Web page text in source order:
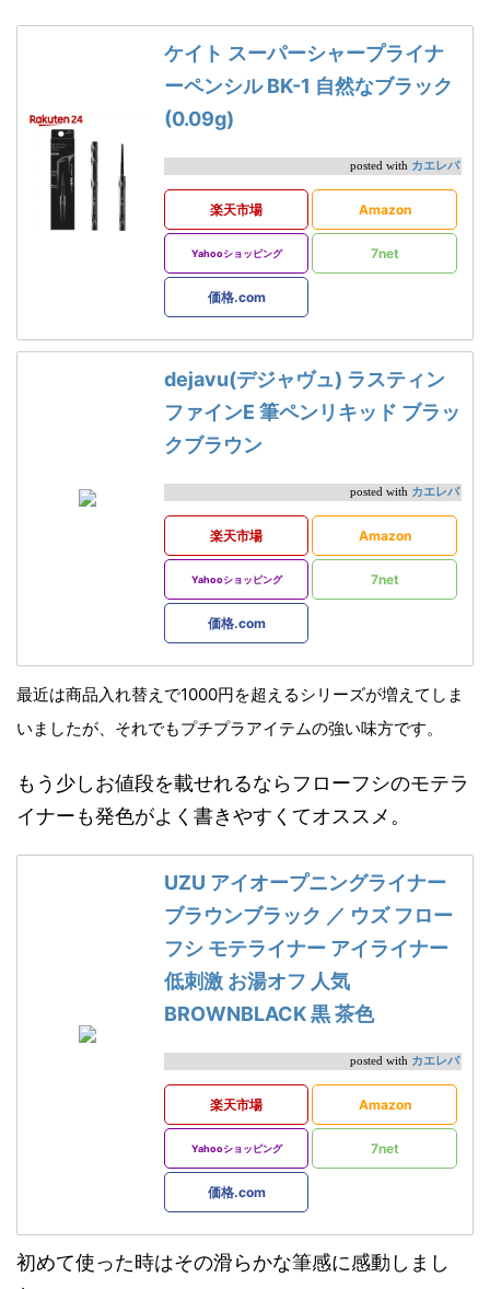
ケイト スーパーシャープライナ
ーペンシル BK-1 自然なブラック
(0.09g)
posted with カエレバ
楽天市場 Amazon
Yahooショッピング 7net
価格.com
dejavu(デジャヴュ) ラスティン
ファインE 筆ペンリキッド ブラッ
クブラウン
posted with カエレバ
楽天市場 Amazon
Yahooショッピング 7net
価格.com
最近は商品入れ替えで1000円を超えるシリーズが増えてしま
いましたが、それでもプチプラアイテムの強い味方です。
もう少しお値段を載せれるならフローフシのモテラ
イナーも発色がよく書きやすくてオススメ。
UZU アイオープニングライナー
ブラウンブラック ／ ウズ フロー
フシ モテライナー アイライナー
低刺激 お湯オフ 人気
BROWNBLACK 黒 茶色
posted with カエレバ
楽天市場 Amazon
Yahooショッピング 7net
価格.com
初めて使った時はその滑らかな筆感に感動しまし